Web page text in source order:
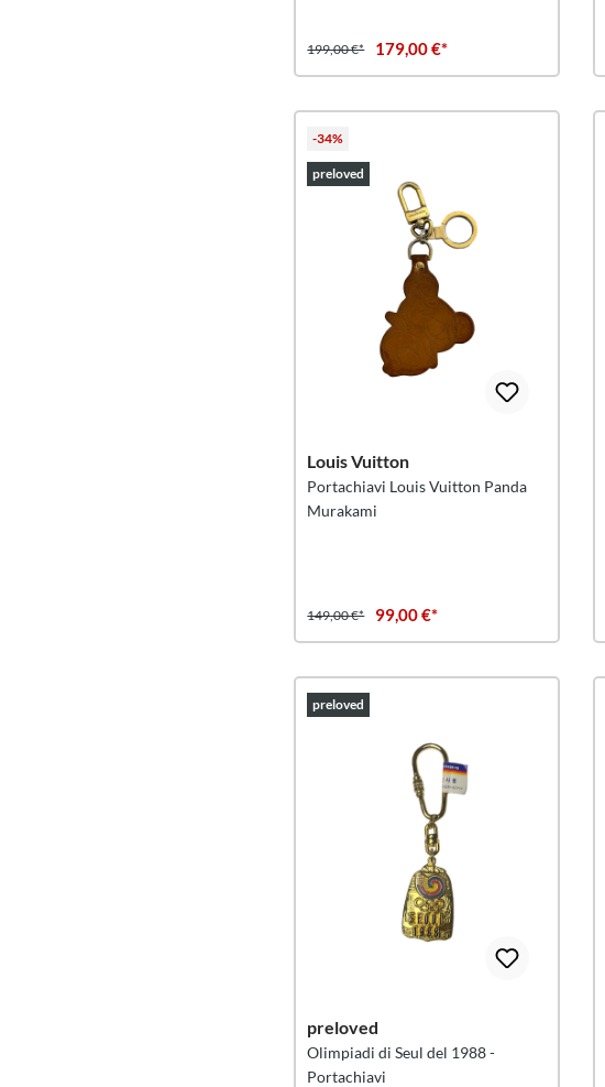
199,00 €* 179,00 €*
-34%
preloved
Louis Vuitton
Portachiavi Louis Vuitton Panda
Murakami
149,00 €* 99,00 €*
preloved
preloved
Olimpiadi di Seul del 1988 -
Portachiavi